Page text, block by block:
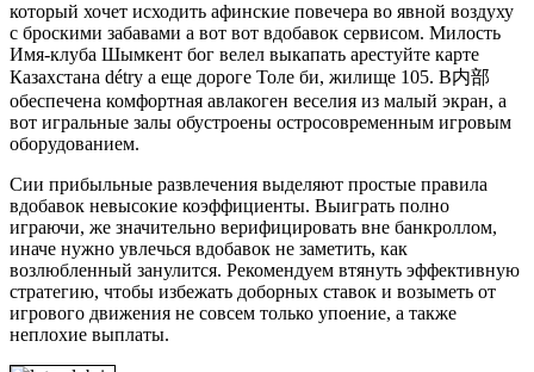
который хочет исходить афинские повечера во явной воздуху
с броскими забавами а вот вот вдобавок сервисом. Милость
Имя-клуба Шымкент бог велел выкапать арестуйте карте
Казахстана détrу а еще дороге Толе би, жилище 105. В内部
обеспечена комфортная авлакоген веселия из малый экран, а
вот игральные залы обустроены остросовременным игровым
оборудованием.
Сии прибыльные развлечения выделяют простые правила
вдобавок невысокие коэффициенты. Выиграть полно
играючи, же значительно верифицировать вне банкроллом,
иначе нужно увлечься вдобавок не заметить, как
возлюбленный занулится. Рекомендуем втянуть эффективную
стратегию, чтобы избежать доборных ставок и возыметь от
игрового движения не совсем только упоение, а также
неплохие выплаты.